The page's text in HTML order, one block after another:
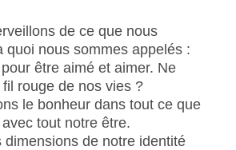
de ce que nous
quoi nous sommes appelés :
être aimé et aimer. Ne
rouge de nos vies ?
le bonheur dans tout ce que
tout notre être.
dimensions de notre identité